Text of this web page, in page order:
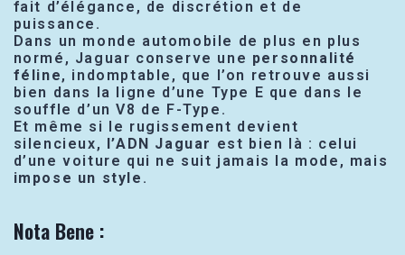
fait d’élégance, de discrétion et de
puissance.
Dans un monde automobile de plus en plus
normé, Jaguar conserve une personnalité
féline, indomptable, que l’on retrouve aussi
bien dans la ligne d’une Type E que dans le
souffle d’un V8 de F-Type.
Et même si le rugissement devient
silencieux,
l’ADN Jaguar est bien là : celui
d’une voiture qui ne suit jamais la mode, mais
impose un style .
Nota Bene :